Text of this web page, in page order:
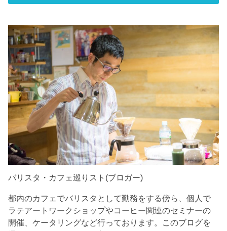
バリスタ・カフェ巡りスト(ブロガー)
都内のカフェでバリスタとして勤務をする傍ら、個人で
ラテアートワークショップやコーヒー関連のセミナーの
開催、ケータリングなど行っております。このブログを